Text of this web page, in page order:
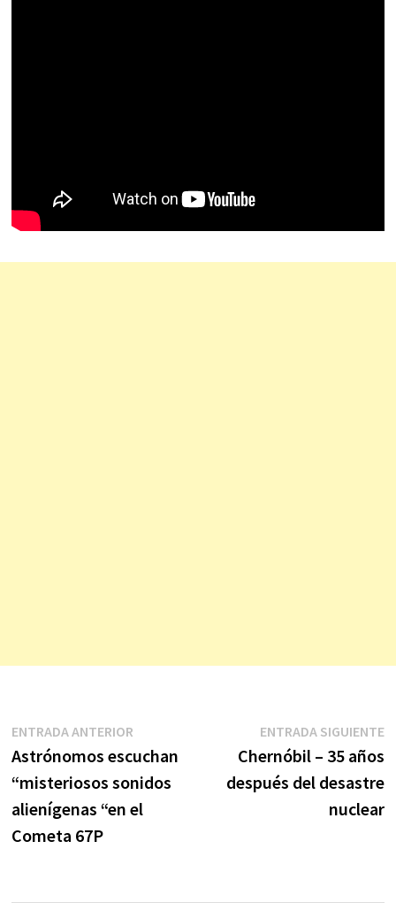
Navegación
de
entradas
ENTRADA ANTERIOREntrada
anterior:
Astrónomos escuchan
“misteriosos sonidos
alienígenas “en el
Cometa 67P
ENTRADA SIGUIENTE
Chernóbil – 35 años
después del desastre
nuclear